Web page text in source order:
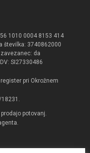
1010 0004 8153 414
številka: 3740862000
zavezanec: da
SI27330486
pri Okrožnem
potovanj.